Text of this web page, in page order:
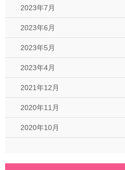
2023年7月
2023年6月
2023年5月
2023年4月
2021年12月
2020年11月
2020年10月